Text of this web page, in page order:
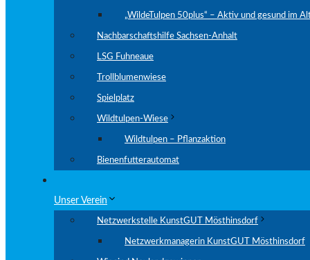
„WildeTulpen 50plus“ – Aktiv und gesund im
Nachbarschaftshilfe Sachsen-Anhalt
LSG Fuhneaue
Trollblumenwiese
Spielplatz
Wildtulpen-Wiese
Wildtulpen – Pflanzaktion
Bienenfutterautomat
Unser Verein
Netzwerkstelle KunstGUT Mösthinsdorf
Netzwerkmanagerin KunstGUT Mösthinsdorf